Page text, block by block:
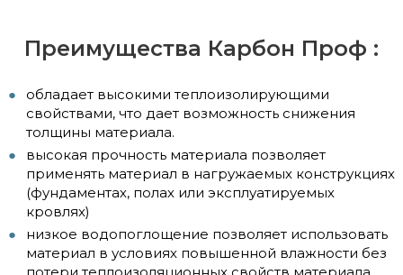
Преимущества Карбон Проф :
обладает высокими теплоизолирующими
свойствами, что дает возможность снижения
толщины материала.
высокая прочность материала позволяет
применять материал в нагружаемых конструкциях
(фундаментах, полах или эксплуатируемых
кровлях)
низкое водопоглощение позволяет использовать
материал в условиях повышенной влажности без
потери теплоизоляционных свойств материала